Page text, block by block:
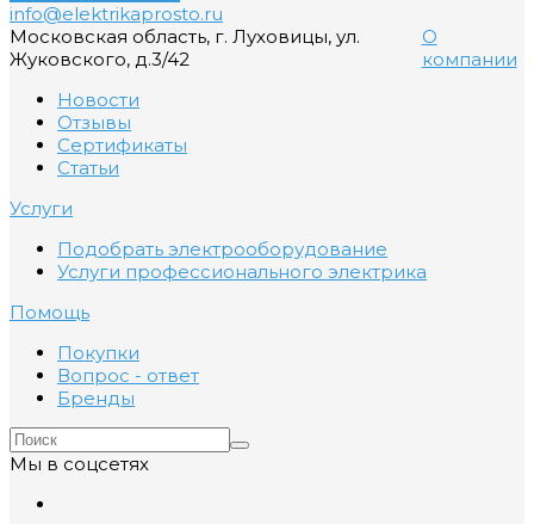
info@elektrikaprosto.ru
Московская область, г. Луховицы, ул.
Жуковского, д.3/42
О
компании
Новости
Отзывы
Сертификаты
Статьи
Услуги
Подобрать электрооборудование
Услуги профессионального электрика
Помощь
Покупки
Вопрос - ответ
Бренды
Мы в соцсетях